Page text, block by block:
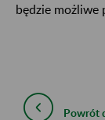
będzie możliwe
Powrót